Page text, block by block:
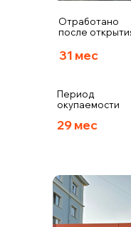
31 мес
29 мес
Отработано
после
Период
окупаемости